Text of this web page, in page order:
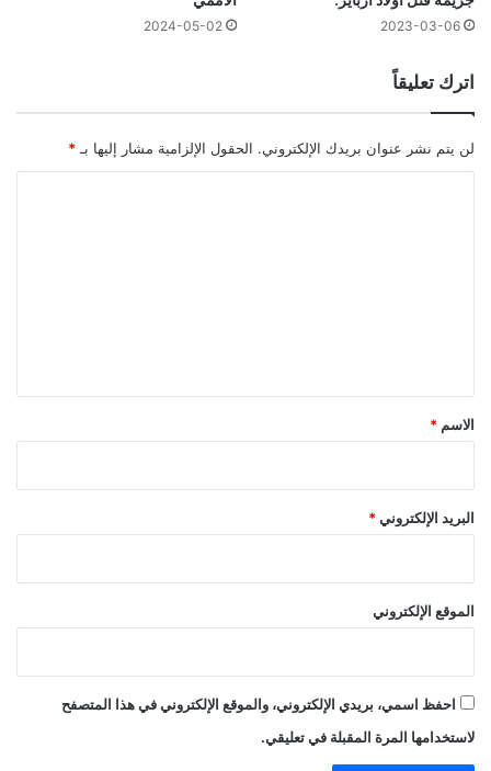
2023-03-06
2024-05-02
اترك تعليقاً
لن يتم نشر عنوان بريدك الإلكتروني. الحقول الإلزامية مشار إليها بـ *
*
الاسم *
البريد الإلكتروني *
الموقع الإلكتروني
احفظ اسمي، بريدي الإلكتروني، والموقع الإلكتروني في هذا المتصفح
لاستخدامها المرة المقبلة في تعليقي.